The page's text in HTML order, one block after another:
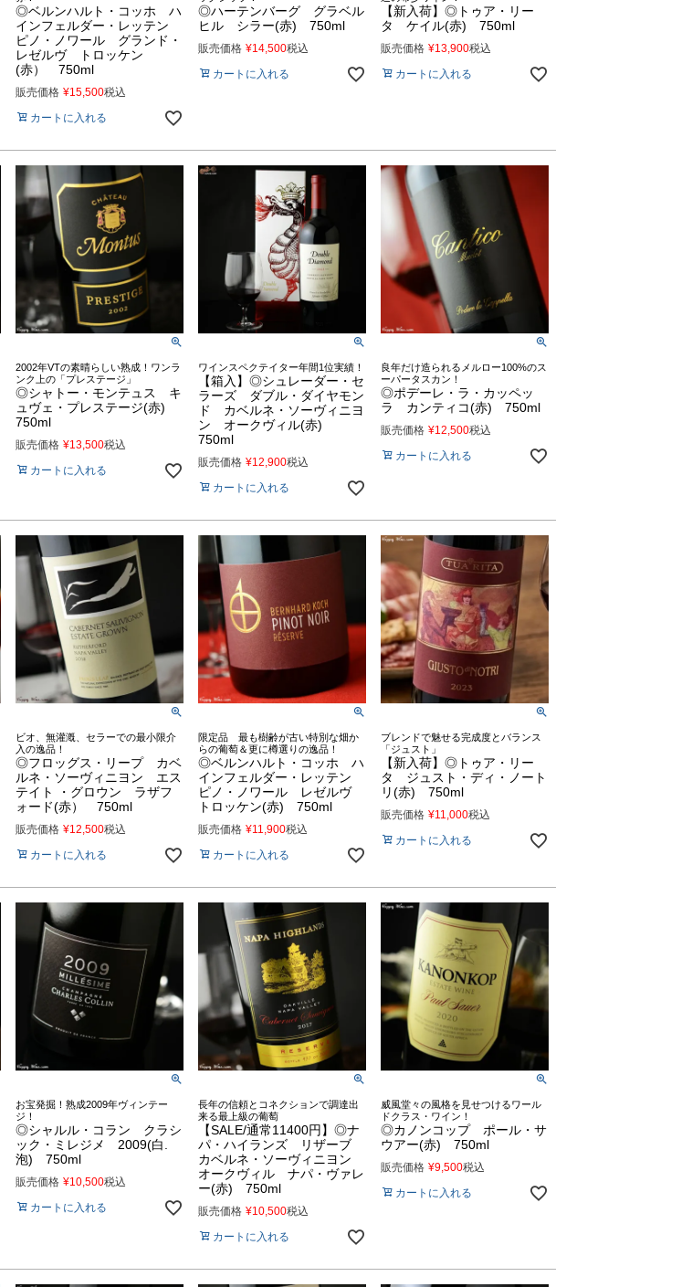
◎ベルンハルト・コッホ ハ
インフェルダー・レッテン
ピノ・ノワール グランド・
レゼルヴ トロッケン
(赤） 750ml
販売価格 ¥15,500税込
カートに入れる
◎ハーテンバーグ グラベル
ヒル シラー(赤) 750ml
販売価格 ¥14,500税込
カートに入れる
【新入荷】◎トゥア・リー
タ ケイル(赤) 750ml
販売価格 ¥13,900税込
カートに入れる
2002年VTの素晴らしい熟成！ワンラ
ンク上の「プレステージ」
◎シャトー・モンテュス キ
ュヴェ・プレステージ(赤)
750ml
販売価格 ¥13,500税込
カートに入れる
ワインスペクテイター年間1位実績！
【箱入】◎シュレーダー・セ
ラーズ ダブル・ダイヤモン
ド カベルネ・ソーヴィニヨ
ン オークヴィル(赤)
750ml
販売価格 ¥12,900税込
カートに入れる
良年だけ造られるメルロー100%のス
ーパータスカン！
◎ポデーレ・ラ・カッペッ
ラ カンティコ(赤) 750ml
販売価格 ¥12,500税込
カートに入れる
ビオ、無灌漑、セラーでの最小限介
入の逸品！
◎フロッグス・リープ カベ
ルネ・ソーヴィニヨン エス
テイト ・グロウン ラザフ
ォード(赤） 750ml
販売価格 ¥12,500税込
カートに入れる
限定品 最も樹齢が古い特別な畑か
らの葡萄＆更に樽選りの逸品！
◎ベルンハルト・コッホ ハ
インフェルダー・レッテン
ピノ・ノワール レゼルヴ
トロッケン(赤) 750ml
販売価格 ¥11,900税込
カートに入れる
ブレンドで魅せる完成度とバランス
「ジュスト」
【新入荷】◎トゥア・リー
タ ジュスト・ディ・ノート
リ(赤) 750ml
販売価格 ¥11,000税込
カートに入れる
お宝発掘！熟成2009年ヴィンテー
ジ！
◎シャルル・コラン クラシ
ック・ミレジメ 2009(白.
泡) 750ml
販売価格 ¥10,500税込
カートに入れる
長年の信頼とコネクションで調達出
来る最上級の葡萄
【SALE/通常11400円】◎ナ
パ・ハイランズ リザーブ
カベルネ・ソーヴィニヨン
オークヴィル ナパ・ヴァレ
ー(赤) 750ml
販売価格 ¥10,500税込
カートに入れる
威風堂々の風格を見せつけるワール
ドクラス・ワイン！
◎カノンコップ ポール・サ
ウアー(赤) 750ml
販売価格 ¥9,500税込
カートに入れる